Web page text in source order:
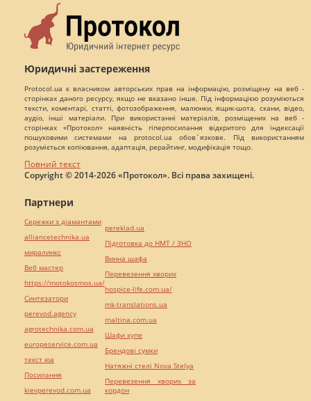
Юридичні застереження
Protocol.ua є власником авторських прав на інформацію, розміщену на веб -
сторінках даного ресурсу, якщо не вказано інше. Під інформацією розуміються
тексти, коментарі, статті, фотозображення, малюнки, ящик-шота, скани, відео,
аудіо, інші матеріали. При використанні матеріалів, розміщених на веб -
сторінках «Протокол» наявність гіперпосилання відкритого для індексації
пошуковими системами на protocol.ua обов`язкове. Під використанням
розуміється копіювання, адаптація, рерайтинг, модифікація тощо.
Повний текст
Copyright © 2014-2026 «Протокол». Всі права захищені.
Партнери
Сережки з діамантами
alliancetechnika.ua
миралинкс
Веб мастер
https://motokosmos.ua/
Синтезатори
perevod.agency
agrotechnika.com.ua
europeservice.com.ua
текст юа
Посилання
kievperevod.com.ua
pereklad.ua
Підготовка до НМТ / ЗНО
Винна шафа
Перевезення хворих
hospice-life.com.ua/
mk-translations.ua
maltina.com.ua
Шафи купе
Брендові сумки
Натяжні стелі Nova Stelya
Перевезення хворих за
кордон